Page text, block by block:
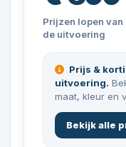
Prijzen lopen van
de uitvoering
Prijs &
uitvoering.
maat, kleur en
Bekijk alle